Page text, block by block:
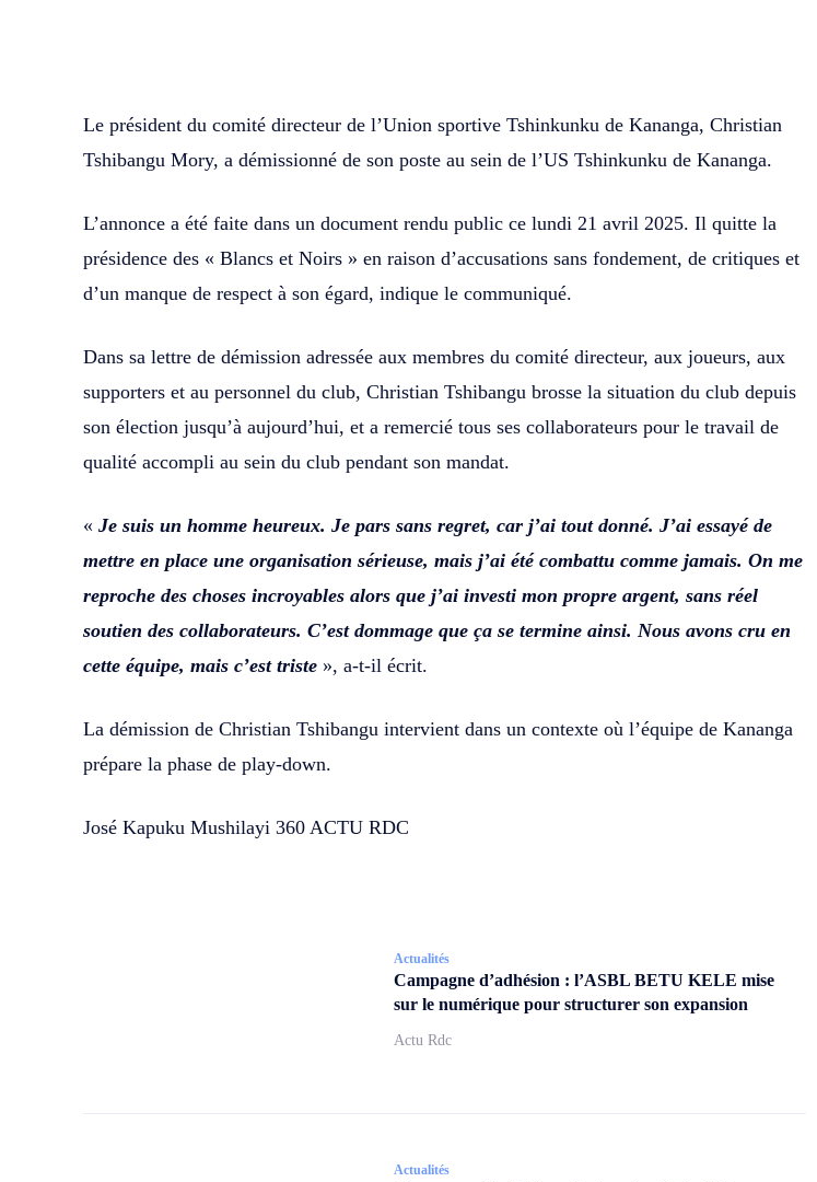
Le président du comité directeur de l’Union sportive Tshinkunku de Kananga, Christian
Tshibangu Mory, a démissionné de son poste au sein de l’US Tshinkunku de Kananga.
L’annonce a été faite dans un document rendu public ce lundi 21 avril 2025. Il quitte la
présidence des « Blancs et Noirs » en raison d’accusations sans fondement, de critiques et
d’un manque de respect à son égard, indique le communiqué.
Dans sa lettre de démission adressée aux membres du comité directeur, aux joueurs, aux
supporters et au personnel du club, Christian Tshibangu brosse la situation du club depuis
son élection jusqu’à aujourd’hui, et a remercié tous ses collaborateurs pour le travail de
qualité accompli au sein du club pendant son mandat.
« Je suis un homme heureux. Je pars sans regret, car j’ai tout donné. J’ai essayé de
mettre en place une organisation sérieuse, mais j’ai été combattu comme jamais. On me
reproche des choses incroyables alors que j’ai investi mon propre argent, sans réel
soutien des collaborateurs. C’est dommage que ça se termine ainsi. Nous avons cru en
cette équipe, mais c’est triste », a-t-il écrit.
La démission de Christian Tshibangu intervient dans un contexte où l’équipe de Kananga
prépare la phase de play-down.
José Kapuku Mushilayi 360 ACTU RDC
Actualités
Campagne d’adhésion : l’ASBL BETU KELE mise
sur le numérique pour structurer son expansion
Actu Rdc
Actualités